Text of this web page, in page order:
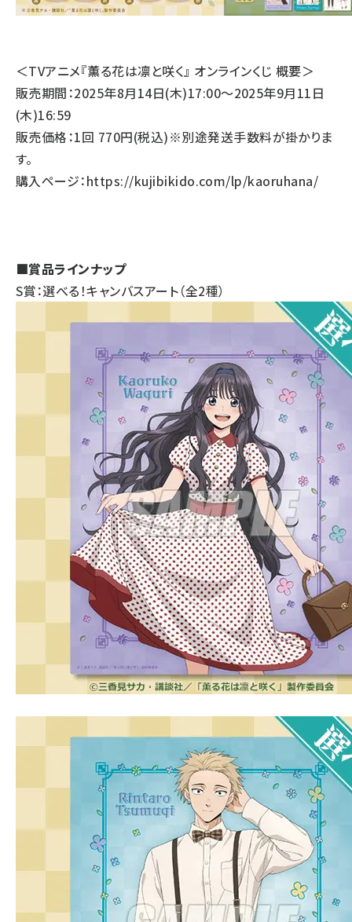
＜TVアニメ『薫る花は凛と咲く』 オンラインくじ 概要＞
販売期間：2025年8月14日(木)17:00～2025年9月11日
(木)16:59
販売価格：1回 770円(税込)※別途発送手数料が掛かりま
す。
購入ページ：https://kujibikido.com/lp/kaoruhana/
■賞品ラインナップ
S賞：選べる！キャンバスアート（全2種）